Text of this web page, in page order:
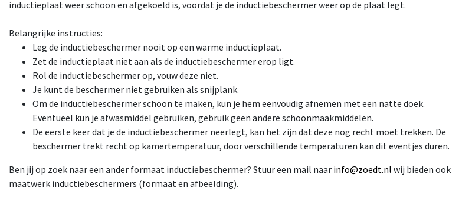
inductieplaat weer schoon en afgekoeld is, voordat je de inductiebeschermer weer op de plaat legt.
Belangrijke instructies:
Leg de inductiebeschermer nooit op een warme inductieplaat.
Zet de inductieplaat niet aan als de inductiebeschermer erop ligt.
Rol de inductiebeschermer op, vouw deze niet.
Je kunt de beschermer niet gebruiken als snijplank.
Om de inductiebeschermer schoon te maken, kun je hem eenvoudig afnemen met een natte doek.
Eventueel kun je afwasmiddel gebruiken, gebruik geen andere schoonmaakmiddelen.
De eerste keer dat je de inductiebeschermer neerlegt, kan het zijn dat deze nog recht moet trekken. De
beschermer trekt recht op kamertemperatuur, door verschillende temperaturen kan dit eventjes duren.
Ben jij op zoek naar een ander formaat inductiebeschermer? Stuur een mail naar info@zoedt.nl wij bieden ook
maatwerk inductiebeschermers (formaat en afbeelding).
Forex tegeltje - wit met tekst 'Ik
weet niet waar je bent...'
€8,95
Beschikbaar in verschillende varianten